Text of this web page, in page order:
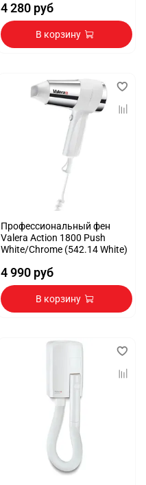
4 280 руб
В корзину
Профессиональный фен
Valera Action 1800 Push
White/Chrome (542.14 White)
4 990 руб
В корзину